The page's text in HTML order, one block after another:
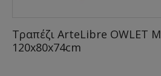
Τραπέζι ArteLibre OWLET
120x80x74cm